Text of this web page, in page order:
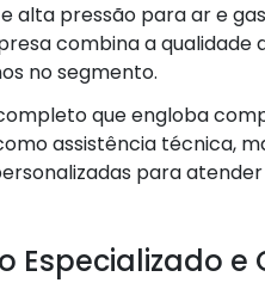
alta pressão para ar e
combina a
no segmento.
que engloba
assistência técnica,
para
Especializado